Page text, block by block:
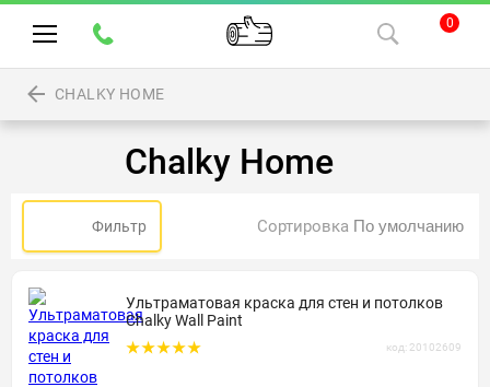
0
CHALKY HOME
Chalky Home
Фильтр Сортировка
Ультраматовая краска для стен и потолков
Chalky Wall Paint
код: 20102609